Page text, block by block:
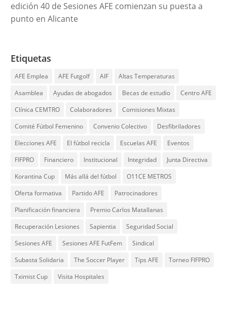
edición 40 de Sesiones AFE comienzan su puesta a
punto en Alicante
Etiquetas
AFE Emplea AFE Futgolf AIF
Altas Temperaturas
Asamblea
Ayudas de abogados Becas de estudio
Centro AFE
Clínica CEMTRO
Colaboradores
Comisiones Mixtas
Comité Fútbol Femenino
Convenio Colectivo
Desfibriladores
Elecciones AFE
El fútbol recicla Escuelas AFE
Eventos
FIFPRO
Financiero Institucional Integridad
Junta Directiva
Korantina Cup
Más allá del fútbol
O11CE METROS
Oferta formativa
Partido AFE
Patrocinadores
Planificación financiera
Premio Carlos Matallanas
Recuperación Lesiones
Sapientia
Seguridad Social
Sesiones AFE
Sesiones AFE FutFem
Sindical
Subasta Solidaria
The Soccer Player Tips AFE
Torneo FIFPRO
Tximist Cup
Visita Hospitales